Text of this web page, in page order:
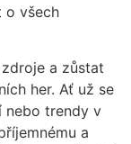
o všech
a zůstat
her. Ať už se
nebo trendy v
a